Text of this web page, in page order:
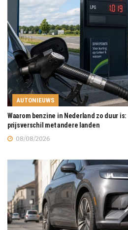
AUTONIEUWS
Waarom benzine in Nederland zo duur
prijsverschil met andere landen
08/08/2026